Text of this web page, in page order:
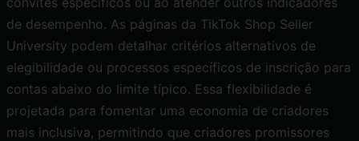
de desempenho. As páginas da TikTok Shop Seller
University podem detalhar critérios alternativos de
elegibilidade ou processos específicos de inscrição para
contas abaixo do limite típico. Essa flexibilidade é
projetada para fomentar uma economia de criadores
mais inclusiva, permitindo que criadores promissores